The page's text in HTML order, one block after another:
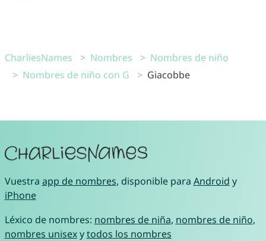
CharliesNames Nombres
Nombres de niño
Nombres de niño con G
Giacobbe
Vuestra app de nombres, disponible para Android y
iPhone
Léxico de nombres: nombres de niña, nombres de niño,
nombres unisexytodos los nombres